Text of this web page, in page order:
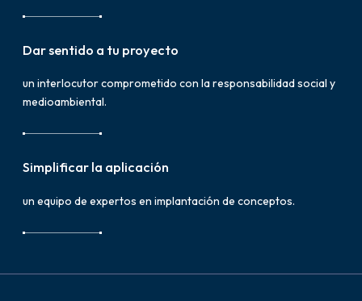
Dar sentido a tu proyecto
un interlocutor comprometido con la responsabilidad social y
medioambiental.
Simplificar la aplicación
un equipo de expertos en implantación de conceptos.